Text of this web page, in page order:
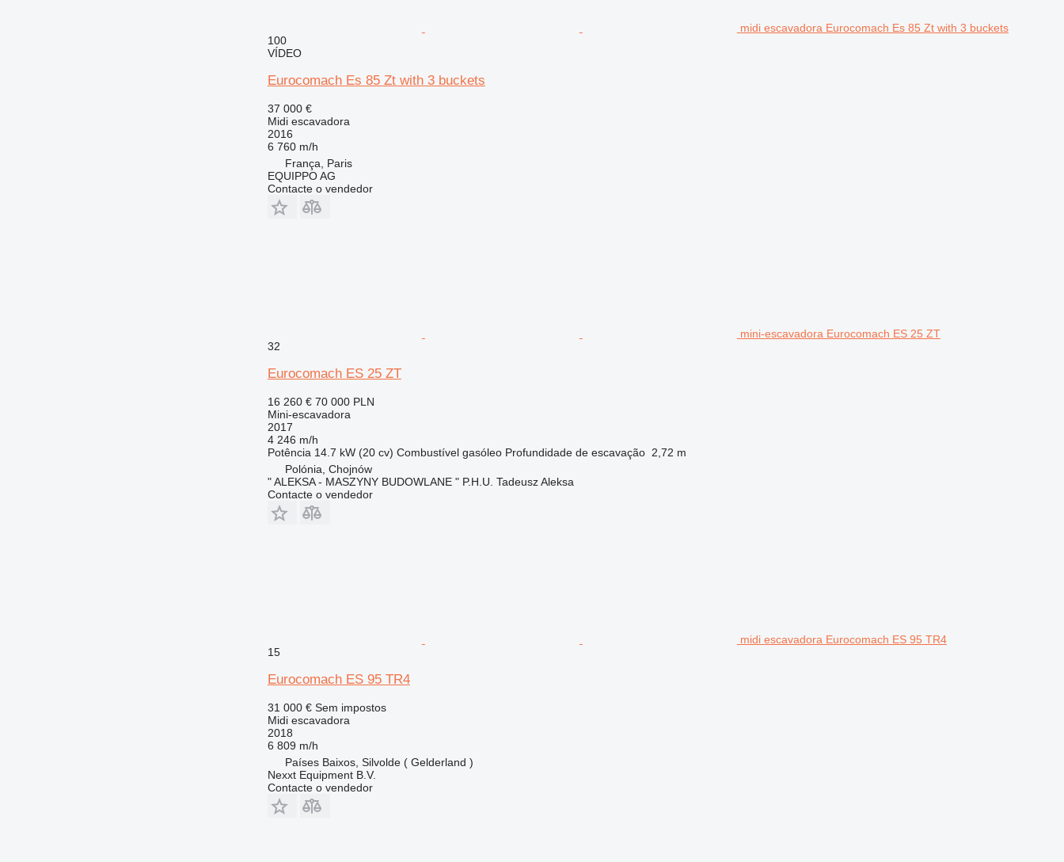
midi escavadora Eurocomach Es 85 Zt with 3 buckets
100
VÍDEO
Eurocomach Es 85 Zt with 3 buckets
37 000 €
Midi escavadora
2016
6 760 m/h
França, Paris
EQUIPPO AG
Contacte o vendedor
mini-escavadora Eurocomach ES 25 ZT
32
Eurocomach ES 25 ZT
16 260 € 70 000 PLN
Mini-escavadora
2017
4 246 m/h
Potência 14.7 kW (20 cv) Combustível gasóleo Profundidade de escavação 2,72 m
Polónia, Chojnów
" ALEKSA - MASZYNY BUDOWLANE " P.H.U. Tadeusz Aleksa
Contacte o vendedor
midi escavadora Eurocomach ES 95 TR4
15
Eurocomach ES 95 TR4
31 000 € Sem impostos
Midi escavadora
2018
6 809 m/h
Países Baixos, Silvolde ( Gelderland )
Nexxt Equipment B.V.
Contacte o vendedor